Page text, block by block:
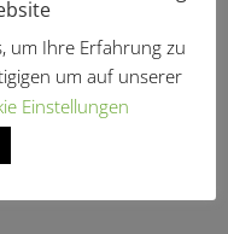
um Ihre Erfahrung zu
um auf unserer
Einstellungen